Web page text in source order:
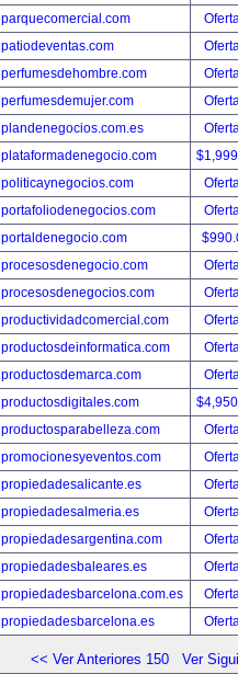
parquecomercial.com
patiodeventas.com
perfumesdehombre.com
perfumesdemujer.com
plandenegocios.com.es
plataformadenegocio.com
politicaynegocios.com
portafoliodenegocios.com
portaldenegocio.com
procesosdenegocio.com
procesosdenegocios.com
productividadcomercial.com
productosdeinformatica.com
productosdemarca.com
productosdigitales.com
productosparabelleza.com
promocionesyeventos.com
propiedadesalicante.es
propiedadesalmeria.es
propiedadesargentina.com
propiedadesbaleares.es
propiedadesbarcelona.com.es
propiedadesbarcelona.es
<< Ver Anteriores 150 Ver